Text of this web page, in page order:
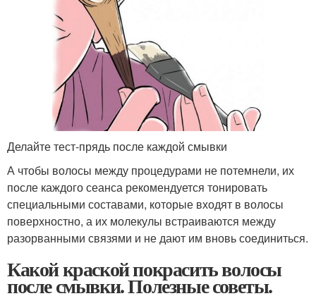
Делайте тест-прядь после каждой смывки
А чтобы волосы между процедурами не потемнели, их
после каждого сеанса рекомендуется тонировать
специальными составами, которые входят в волосы
поверхностно, а их молекулы встраиваются между
разорванными связями и не дают им вновь соединиться.
Какой краской покрасить волосы
после смывки. Полезные советы.